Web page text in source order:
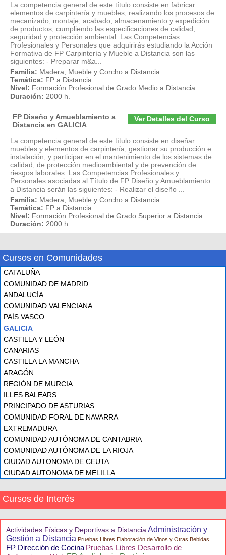
La competencia general de este título consiste en fabricar
elementos de carpintería y muebles, realizando los procesos de
mecanizado, montaje, acabado, almacenamiento y expedición
de productos, cumpliendo las especificaciones de calidad,
seguridad y protección ambiental. Las Competencias
Profesionales y Personales que adquirirás estudiando la Acción
Formativa de FP Carpintería y Mueble a Distancia son las
siguientes: - Preparar m&a...
Familia: Madera, Mueble y Corcho a Distancia
Temática: FP a Distancia
Nivel: Formación Profesional de Grado Medio a Distancia
Duración: 2000 h.
Ver Detalles del Curso
FP Diseño y Amueblamiento a
Distancia en GALICIA
La competencia general de este título consiste en diseñar
muebles y elementos de carpintería, gestionar su producción e
instalación, y participar en el mantenimiento de los sistemas de
calidad, de protección medioambiental y de prevención de
riesgos laborales. Las Competencias Profesionales y
Personales asociadas al Título de FP Diseño y Amueblamiento
a Distancia serán las siguientes: - Realizar el diseño ...
Familia: Madera, Mueble y Corcho a Distancia
Temática: FP a Distancia
Nivel: Formación Profesional de Grado Superior a Distancia
Duración: 2000 h.
Cursos en Comunidades
CATALUÑA
COMUNIDAD DE MADRID
ANDALUCÍA
COMUNIDAD VALENCIANA
PAÍS VASCO
GALICIA
CASTILLA Y LEÓN
CANARIAS
CASTILLA LA MANCHA
ARAGÓN
REGIÓN DE MURCIA
ILLES BALEARS
PRINCIPADO DE ASTURIAS
COMUNIDAD FORAL DE NAVARRA
EXTREMADURA
COMUNIDAD AUTÓNOMA DE CANTABRIA
COMUNIDAD AUTÓNOMA DE LA RIOJA
CIUDAD AUTONOMA DE CEUTA
CIUDAD AUTONOMA DE MELILLA
Cursos de Interés
Actividades Físicas y Deportivas a Distancia Administración y
Gestión a Distancia Pruebas Libres Elaboración de Vinos y Otras Bebidas
FP Dirección de Cocina Pruebas Libres Desarrollo de